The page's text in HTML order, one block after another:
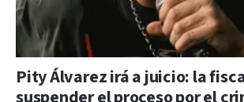
Pity Álvarez irá a juicio: la